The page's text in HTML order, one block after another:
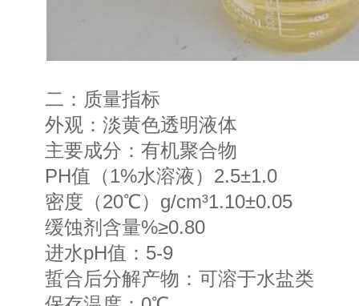
二：质量指标
外观：淡黄色透明液体
主要成分：有机聚合物
PH值（1%水溶液）2.5±1.0
密度（20℃）g/cm³1.10±0.05
缓蚀剂含量%≥0.80
进水pH值：5-9
蜇合后分解产物：可溶于水盐类